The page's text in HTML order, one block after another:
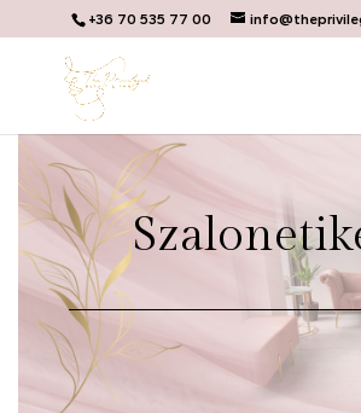
+36 70 535 77 00